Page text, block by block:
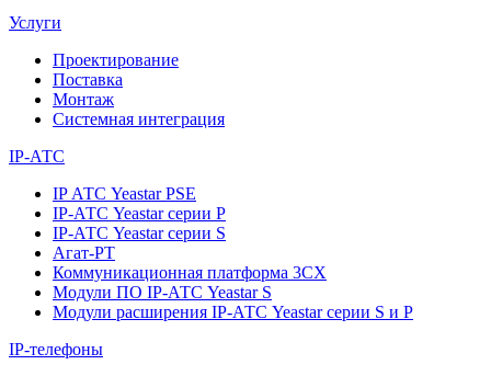
Услуги
Проектирование
Поставка
Монтаж
Системная интеграция
IP-АТС
IP АТС Yeastar PSE
IP-АТС Yeastar серии P
IP-АТС Yeastar серии S
Агат-РТ
Коммуникационная платформа 3CX
Модули ПО IP-АТС Yeastar S
Модули расширения IP-АТС Yeastar серии S и P
IP-телефоны